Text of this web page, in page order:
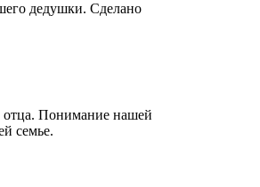
дедушки. Сделано
отца. Понимание нашей
семье.